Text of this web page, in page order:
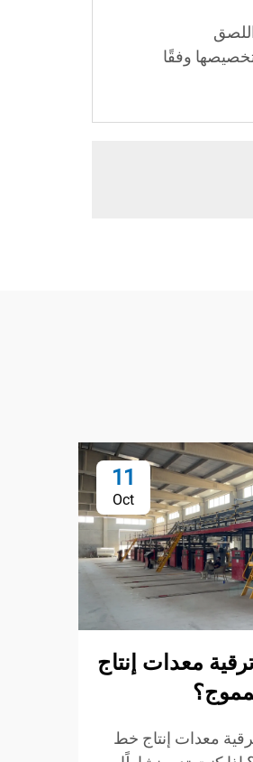
وفقًا
11
Oct
معدات إنتاج
معدات إنتاج خط